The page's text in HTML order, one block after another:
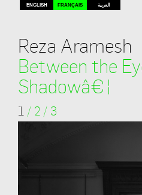
ENGLISH FRANÇAIS العربية
Reza Aramesh
Between the
Shadowâ€¦
1 / 2 / 3